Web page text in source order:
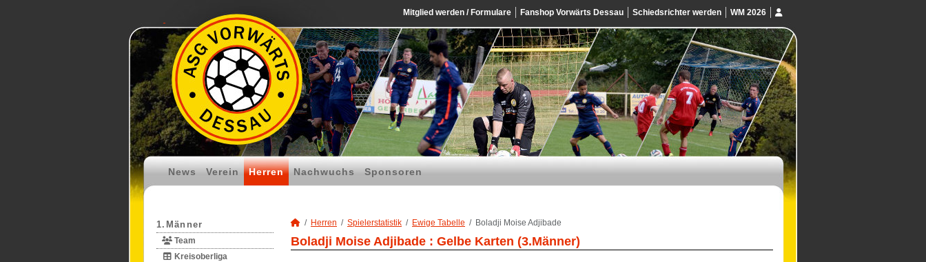
Mitglied werden / Formulare Fanshop Vorwärts Dessau Schiedsrichter werden WM 2026
News Verein Herren Nachwuchs Sponsoren
1.Männer
Team
Kreisoberliga
Herren Spielerstatistik Ewige Tabelle Boladji Moise Adjibade
Boladji Moise Adjibade : Gelbe Karten (3.Männer)